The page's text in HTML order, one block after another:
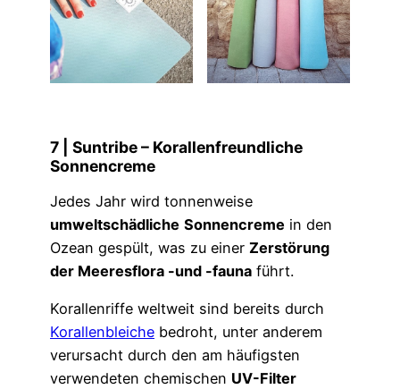
7 | Suntribe – Korallenfreundliche
Sonnencreme
Jedes Jahr wird tonnenweise
umweltschädliche Sonnencreme in den
Ozean gespült, was zu einer Zerstörung
der Meeresflora -und -fauna führt.
Korallenriffe weltweit sind bereits durch
Korallenbleiche bedroht, unter anderem
verursacht durch den am häufigsten
verwendeten chemischen UV-Filter